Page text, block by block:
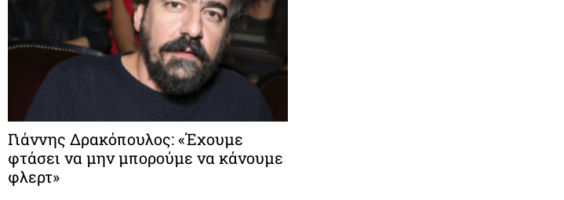
Γιάννης Δρακόπουλος: «Έχουμε
φτάσει να μην μπορούμε να κάνουμε
φλερτ»